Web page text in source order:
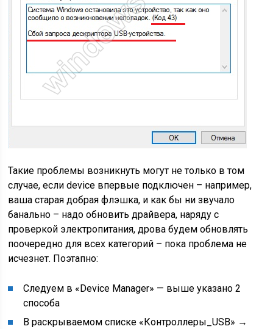
Такие проблемы возникнуть могут не только в том
случае, если device впервые подключен – например,
ваша старая добрая флэшка, и как бы ни звучало
банально – надо обновить драйвера, наряду с
проверкой электропитания, дрова будем обновлять
поочередно для всех категорий – пока проблема не
исчезнет. Поэтапно:
Следуем в «Device Manager» — выше указано 2
способа
В раскрываемом списке «Контроллеры_USB» →